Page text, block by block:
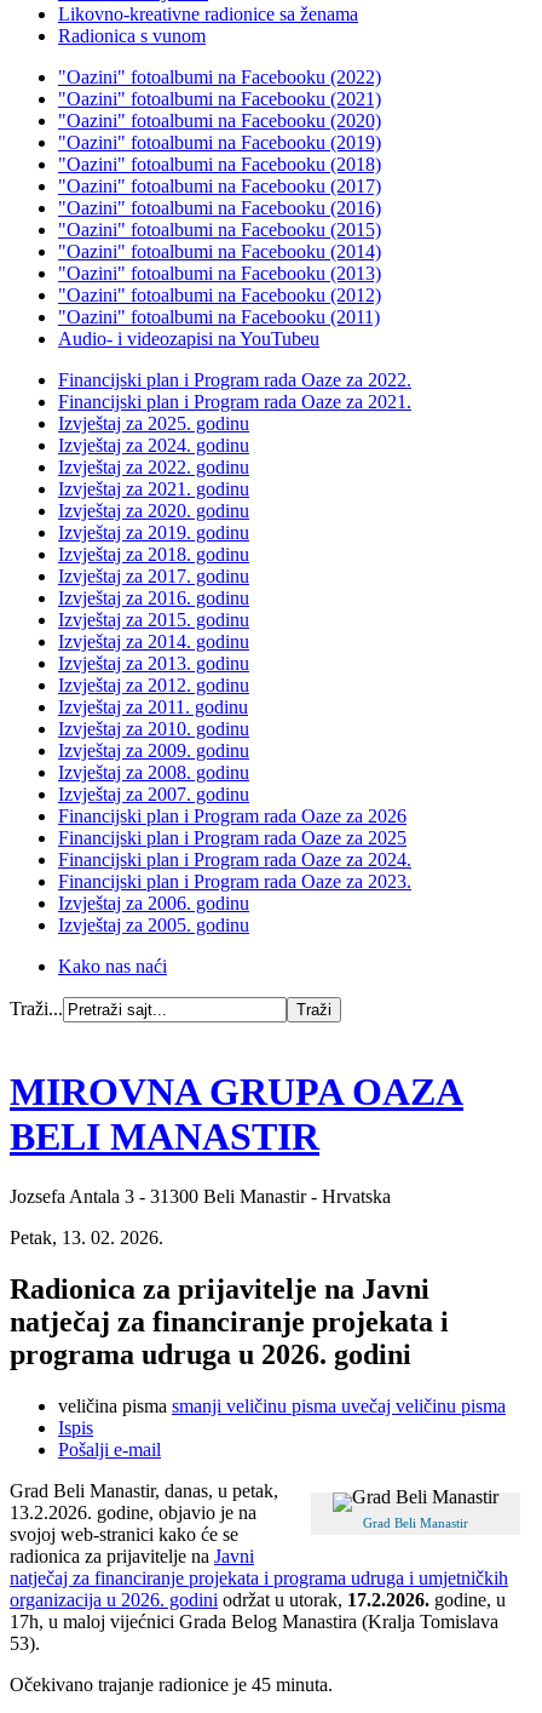
Likovno-kreativne radionice sa ženama
Radionica s vunom
"Oazini" fotoalbumi na Facebooku (2022)
"Oazini" fotoalbumi na Facebooku (2021)
"Oazini" fotoalbumi na Facebooku (2020)
"Oazini" fotoalbumi na Facebooku (2019)
"Oazini" fotoalbumi na Facebooku (2018)
"Oazini" fotoalbumi na Facebooku (2017)
"Oazini" fotoalbumi na Facebooku (2016)
"Oazini" fotoalbumi na Facebooku (2015)
"Oazini" fotoalbumi na Facebooku (2014)
"Oazini" fotoalbumi na Facebooku (2013)
"Oazini" fotoalbumi na Facebooku (2012)
"Oazini" fotoalbumi na Facebooku (2011)
Audio- i videozapisi na YouTubeu
Financijski plan i Program rada Oaze za 2022.
Financijski plan i Program rada Oaze za 2021.
Izvještaj za 2025. godinu
Izvještaj za 2024. godinu
Izvještaj za 2022. godinu
Izvještaj za 2021. godinu
Izvještaj za 2020. godinu
Izvještaj za 2019. godinu
Izvještaj za 2018. godinu
Izvještaj za 2017. godinu
Izvještaj za 2016. godinu
Izvještaj za 2015. godinu
Izvještaj za 2014. godinu
Izvještaj za 2013. godinu
Izvještaj za 2012. godinu
Izvještaj za 2011. godinu
Izvještaj za 2010. godinu
Izvještaj za 2009. godinu
Izvještaj za 2008. godinu
Izvještaj za 2007. godinu
Financijski plan i Program rada Oaze za 2026
Financijski plan i Program rada Oaze za 2025
Financijski plan i Program rada Oaze za 2024.
Financijski plan i Program rada Oaze za 2023.
Izvještaj za 2006. godinu
Izvještaj za 2005. godinu
Kako nas naći
Traži...
MIROVNA GRUPA OAZA
BELI MANASTIR
Jozsefa Antala 3 - 31300 Beli Manastir - Hrvatska
Petak, 13. 02. 2026.
Radionica za prijavitelje na Javni
natječaj za financiranje projekata i
programa udruga u 2026. godini
veličina pisma smanji veličinu pisma uvečaj veličinu pisma
Ispis
Pošalji e-mail
Grad Beli Manastir
Grad Beli Manastir, danas, u petak,
13.2.2026. godine, objavio je na
svojoj web-stranici kako će se
radionica za prijavitelje na Javni
natječaj za financiranje projekata i programa udruga i umjetničkih
organizacija u 2026. godini održat u utorak, 17.2.2026. godine, u
17h, u maloj vijećnici Grada Belog Manastira (Kralja Tomislava
53).
Očekivano trajanje radionice je 45 minuta.